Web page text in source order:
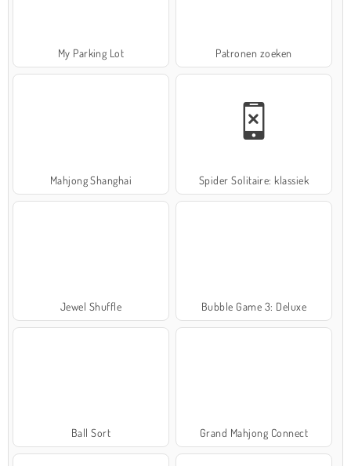
My Parking Lot Patronen zoeken
Mahjong Shanghai Spider Solitaire: klassiek
Jewel Shuffle Bubble Game 3: Deluxe
Ball Sort Grand Mahjong Connect